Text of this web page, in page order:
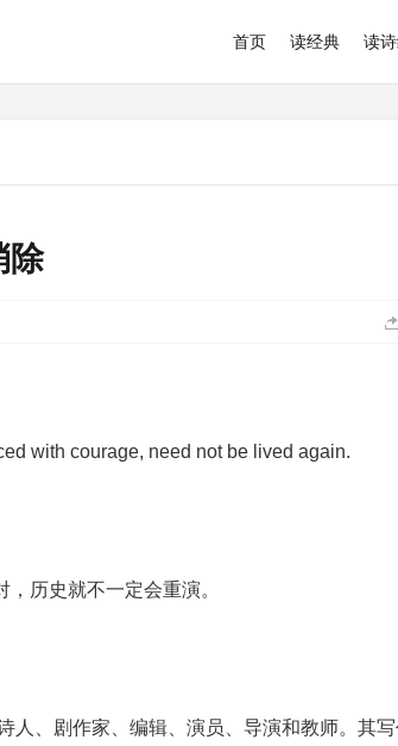
首页 读经典 读
除
with courage, need not be lived again.
历史就不一定会重演。
人、剧作家、编辑、演员、导演和教师。其